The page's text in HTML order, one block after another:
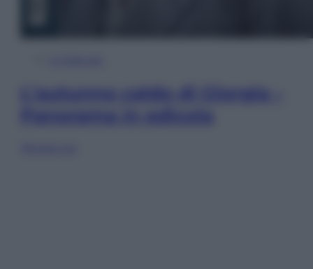
L’autunno caldo di Giorgia –